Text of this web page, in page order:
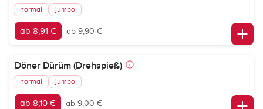
normal jumbo
ab 8,91 € ab 9,90 €
Döner Dürüm (Drehspieß)
normal jumbo
ab 8,10 € ab 9,00 €